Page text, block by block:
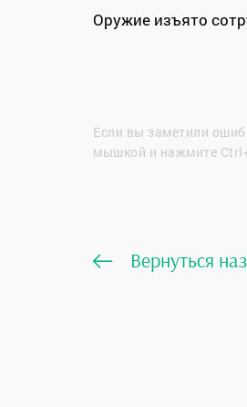
Оружие изъято
Если вы заметили
мышкой и нажмите
Вернуться